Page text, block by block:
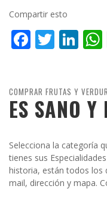
Compartir esto
COMPRAR FRUTAS Y
ES SANO Y
Selecciona la categoría
tienes sus
historia, están todos los
mail, dirección y mapa.